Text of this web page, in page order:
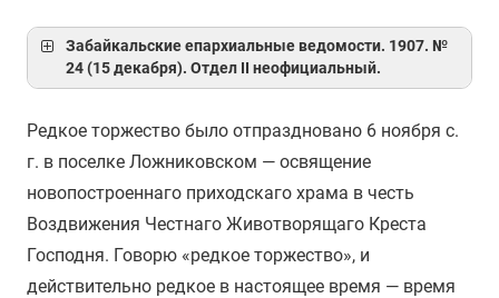
Забайкальские епархиальные ведомости. 1907. №
24 (15 декабря). Отдел II неофициальный.
Редкое торжество было отпраздновано 6 ноября с.
г. в поселке Ложниковском — освящение
новопостроеннаго приходскаго храма в честь
Воздвижения Честнаго Животворящаго Креста
Господня. Говорю «редкое торжество», и
действительно редкое в настоящее время — время